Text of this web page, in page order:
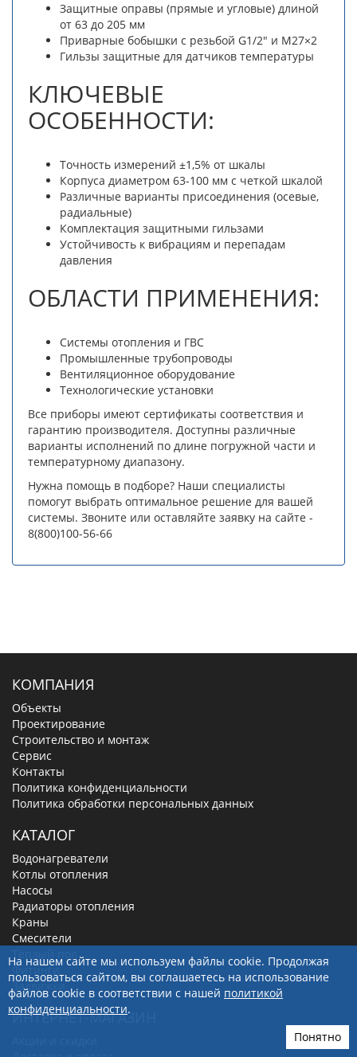
Защитные оправы (прямые и угловые) длиной
от 63 до 205 мм
Приварные бобышки с резьбой G1/2" и М27×2
Гильзы защитные для датчиков температуры
КЛЮЧЕВЫЕ
ОСОБЕННОСТИ:
Точность измерений ±1,5% от шкалы
Корпуса диаметром 63-100 мм с четкой шкалой
Различные варианты присоединения (осевые,
радиальные)
Комплектация защитными гильзами
Устойчивость к вибрациям и перепадам
давления
ОБЛАСТИ ПРИМЕНЕНИЯ:
Системы отопления и ГВС
Промышленные трубопроводы
Вентиляционное оборудование
Технологические установки
Все приборы имеют сертификаты соответствия и
гарантию производителя. Доступны различные
варианты исполнений по длине погружной части и
температурному диапазону.
Нужна помощь в подборе? Наши специалисты
помогут выбрать оптимальное решение для вашей
системы. Звоните или оставляйте заявку на сайте -
8(800)100-56-66
КОМПАНИЯ
Объекты
Проектирование
Строительство и монтаж
Сервис
Контакты
Политика конфиденциальности
Политика обработки персональных данных
КАТАЛОГ
Водонагреватели
Котлы отопления
Насосы
Радиаторы отопления
Краны
Смесители
Теплый пол
Фитинги
Задвижки
ИНТЕРНЕТ-МАГАЗИН
На нашем сайте мы используем файлы cookie. Продолжая
пользоваться сайтом, вы соглашаетесь на использование
файлов cookie в соответствии с нашей политикой
конфиденциальности.
Понятно